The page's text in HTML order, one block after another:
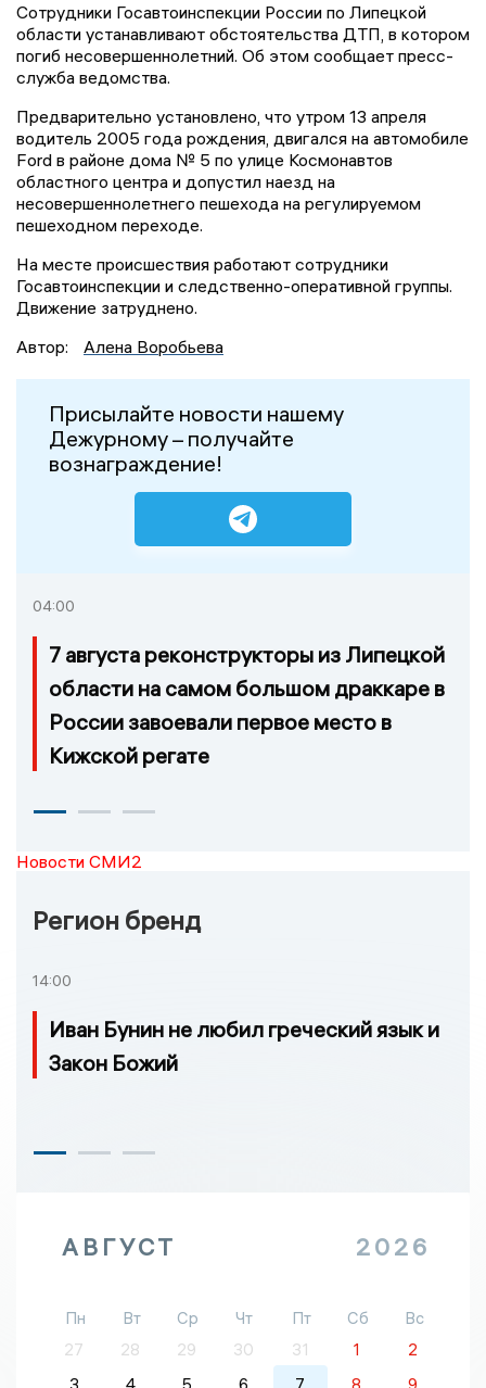
Сотрудники Госавтоинспекции России по Липецкой
области устанавливают обстоятельства ДТП, в котором
погиб несовершеннолетний. Об этом сообщает пресс-
служба ведомства.
Предварительно установлено, что утром 13 апреля
водитель 2005 года рождения, двигался на автомобиле
Ford в районе дома № 5 по улице Космонавтов
областного центра и допустил наезд на
несовершеннолетнего пешехода на регулируемом
пешеходном переходе.
На месте происшествия работают сотрудники
Госавтоинспекции и следственно-оперативной группы.
Движение затруднено.
Автор:
Алена Воробьева
Присылайте новости нашему
Дежурному – получайте
вознаграждение!
04:00
7 августа реконструкторы из Липецкой
области на самом большом драккаре в
России завоевали первое место в
Кижской регате
Новости СМИ2
Регион бренд
14:00
Иван Бунин не любил греческий язык и
Закон Божий
АВГУСТ 2026
Пн Вт Ср Чт Пт Сб
Вс
27
28 29 30 31 1
2